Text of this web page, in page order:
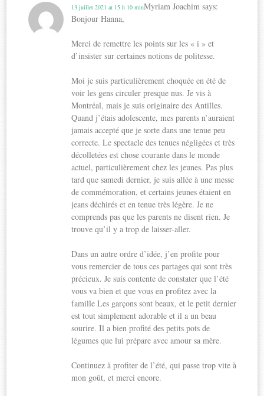
Myriam Joachim says:
13 juillet 2021 at 15 h 10 min
Bonjour Hanna,
Merci de remettre les points sur les « i » et
d’insister sur certaines notions de politesse.
Moi je suis particulièrement choquée en été de
voir les gens circuler presque nus. Je vis à
Montréal, mais je suis originaire des Antilles.
Quand j’étais adolescente, mes parents n’auraient
jamais accepté que je sorte dans une tenue peu
correcte. Le spectacle des tenues négligées et très
décolletées est chose courante dans le monde
actuel, particulièrement chez les jeunes. Pas plus
tard que samedi dernier, je suis allée à une messe
de commémoration, et certains jeunes étaient en
jeans déchirés et en tenue très légère. Je ne
comprends pas que les parents ne disent rien. Je
trouve qu’il y a trop de laisser-aller.
Dans un autre ordre d’idée, j’en profite pour
vous remercier de tous ces partages qui sont très
précieux. Je suis contente de constater que l’été
vous va bien et que vous en profitez avec la
famille Les garçons sont beaux, et le petit dernier
est tout simplement adorable et il a un beau
sourire. Il a bien profité des petits pots de
légumes que lui prépare avec amour sa mère.
Continuez à profiter de l’été, qui passe trop vite à
mon goût, et merci encore.